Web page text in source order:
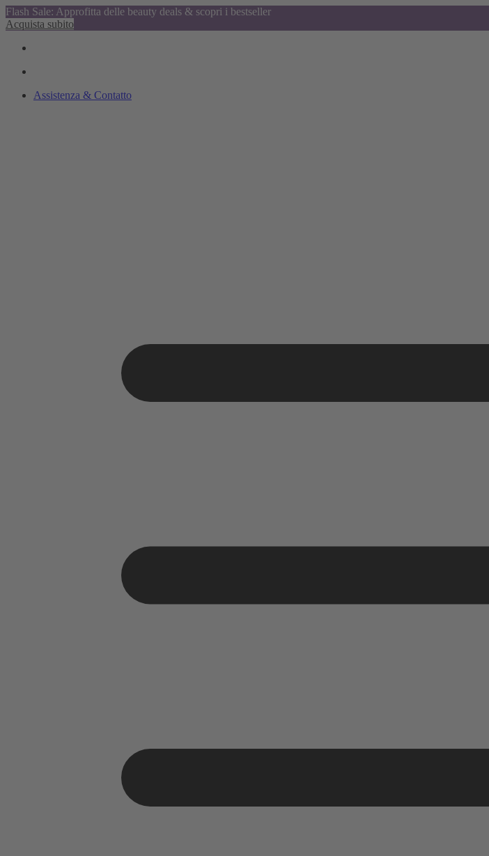
Flash Sale: Approfitta delle beauty deals & scopri i bestseller
Acquista subito
Assistenza & Contatto